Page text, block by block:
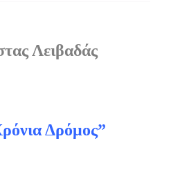
Λειβαδάς
Δρόμος”